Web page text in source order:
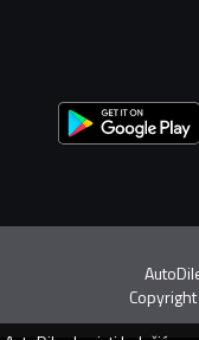
Copyright